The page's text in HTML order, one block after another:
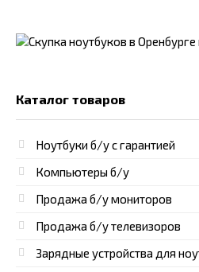
Каталог товаров
Ноутбуки б/у с гарантией
Компьютеры б/у
Продажа б/у мониторов
Продажа б/у телевизоров
Зарядные устройства для